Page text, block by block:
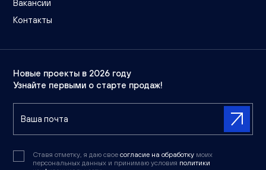
Вакансии
Контакты
Новые проекты в 2026 году
Узнайте первыми о старте продаж!
Ставя отметку, я даю свое согласие на обработку моих
персональных данных и принимаю условия политики